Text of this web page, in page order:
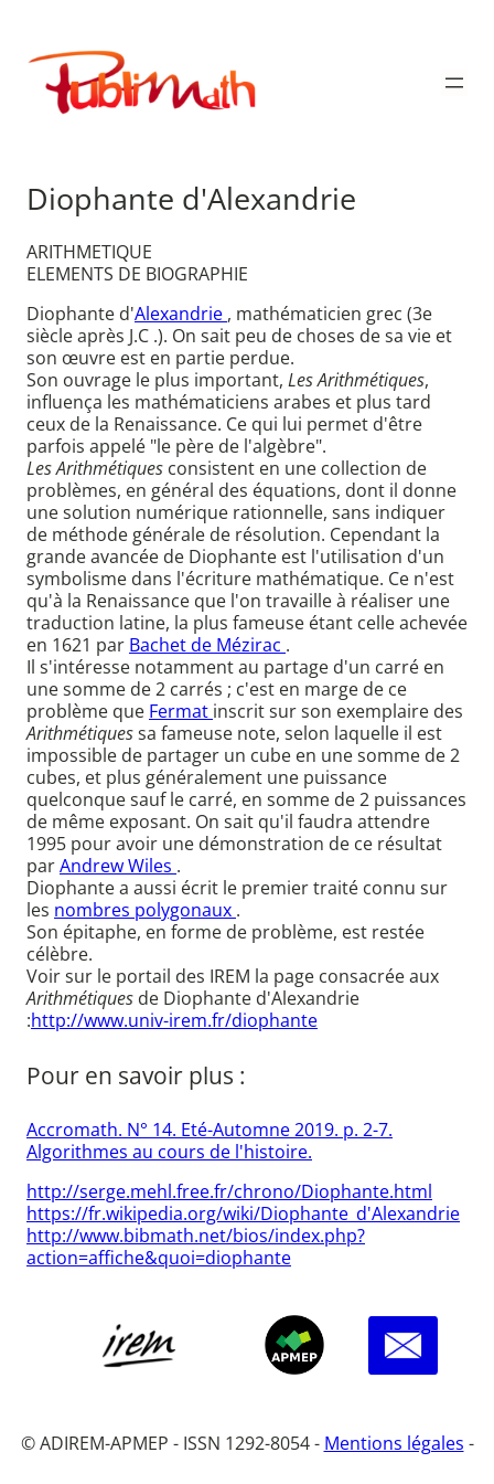
contenu
Publimath
Diophante d'Alexandrie
ARITHMETIQUE
ELEMENTS DE BIOGRAPHIE
Diophante d'Alexandrie , mathématicien grec (3e
siècle après J.C .). On sait peu de choses de sa vie et
son œuvre est en partie perdue.
Son ouvrage le plus important, Les Arithmétiques,
influença les mathématiciens arabes et plus tard
ceux de la Renaissance. Ce qui lui permet d'être
parfois appelé "le père de l'algèbre".
Les Arithmétiques consistent en une collection de
problèmes, en général des équations, dont il donne
une solution numérique rationnelle, sans indiquer
de méthode générale de résolution. Cependant la
grande avancée de Diophante est l'utilisation d'un
symbolisme dans l'écriture mathématique. Ce n'est
qu'à la Renaissance que l'on travaille à réaliser une
traduction latine, la plus fameuse étant celle achevée
en 1621 par Bachet de Mézirac .
Il s'intéresse notamment au partage d'un carré en
une somme de 2 carrés ; c'est en marge de ce
problème que Fermat inscrit sur son exemplaire des
Arithmétiquessa fameuse note, selon laquelle il est
impossible de partager un cube en une somme de 2
cubes, et plus généralement une puissance
quelconque sauf le carré, en somme de 2 puissances
de même exposant. On sait qu'il faudra attendre
1995 pour avoir une démonstration de ce résultat
parAndrew Wiles .
Diophante a aussi écrit le premier traité connu sur
les nombres polygonaux .
Son épitaphe, en forme de problème, est restée
célèbre.
Voir sur le portail des IREM la page consacrée aux
Arithmétiques de Diophante d'Alexandrie
:http://www.univ-irem.fr/diophante
Pour en savoir plus :
Accromath. N° 14. Eté-Automne 2019. p. 2-7.
Algorithmes au cours de l'histoire.
http://serge.mehl.free.fr/chrono/Diophante.html
https://fr.wikipedia.org/wiki/Diophante_d'Alexandrie
http://www.bibmath.net/bios/index.php?
action=affiche&quoi=diophante
© ADIREM-APMEP - ISSN 1292-8054 - Mentions légales -